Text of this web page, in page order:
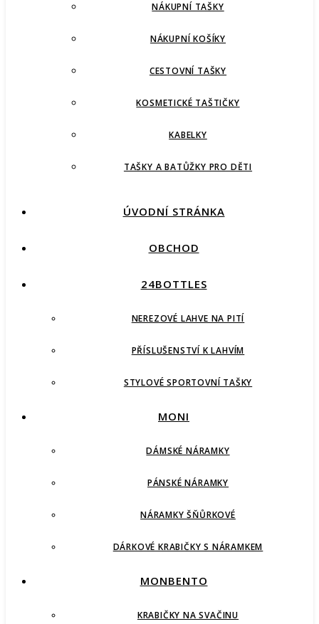
NÁKUPNÍ TAŠKY
NÁKUPNÍ KOŠÍKY
CESTOVNÍ TAŠKY
KOSMETICKÉ TAŠTIČKY
KABELKY
TAŠKY A BATŮŽKY PRO DĚTI
ÚVODNÍ STRÁNKA
OBCHOD
24BOTTLES
NEREZOVÉ LAHVE NA PITÍ
PŘÍSLUŠENSTVÍ K LAHVÍM
STYLOVÉ SPORTOVNÍ TAŠKY
MONI
DÁMSKÉ NÁRAMKY
PÁNSKÉ NÁRAMKY
NÁRAMKY ŠŇŮRKOVÉ
DÁRKOVÉ KRABIČKY S NÁRAMKEM
MONBENTO
KRABIČKY NA SVAČINU